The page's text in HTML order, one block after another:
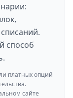
способ
платных опций
сайте